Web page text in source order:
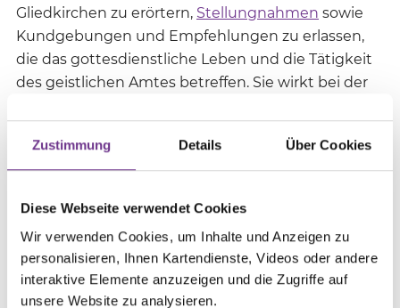
Zustimmung Details Über Cookies
Diese Webseite verwendet Cookies
Wir verwenden Cookies, um Inhalte und Anzeigen zu
personalisieren, Ihnen Kartendienste, Videos oder andere
interaktive Elemente anzuzeigen und die Zugriffe auf
unsere Website zu analysieren.
Gliedkirchen zu erörtern, Stellungnahmen sowie
Kundgebungen und Empfehlungen zu erlassen,
die das gottesdienstliche Leben und die Tätigkeit
des geistlichen Amtes betreffen. Sie wirkt bei der
Verordnungen mit Gesetzeskraft mit.
Mitglieder der Bischofskonferenz
Landesbischof Ralf Meister (Hannover)
(Vorsitzender)
Landesbischöfin Kristina Kühnbaum-Schmidt